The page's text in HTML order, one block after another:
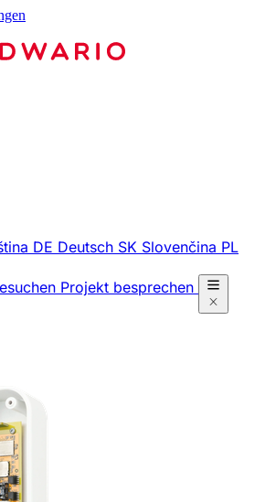
DE Deutsch SK Slovenčina PL
Projekt besprechen